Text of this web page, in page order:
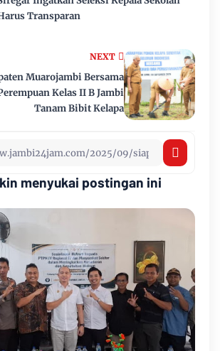
NEXT
Muarojambi Bersama
Kelas II B Jambi
Tanam Bibit Kelapa
Transparan
menyukai postingan ini